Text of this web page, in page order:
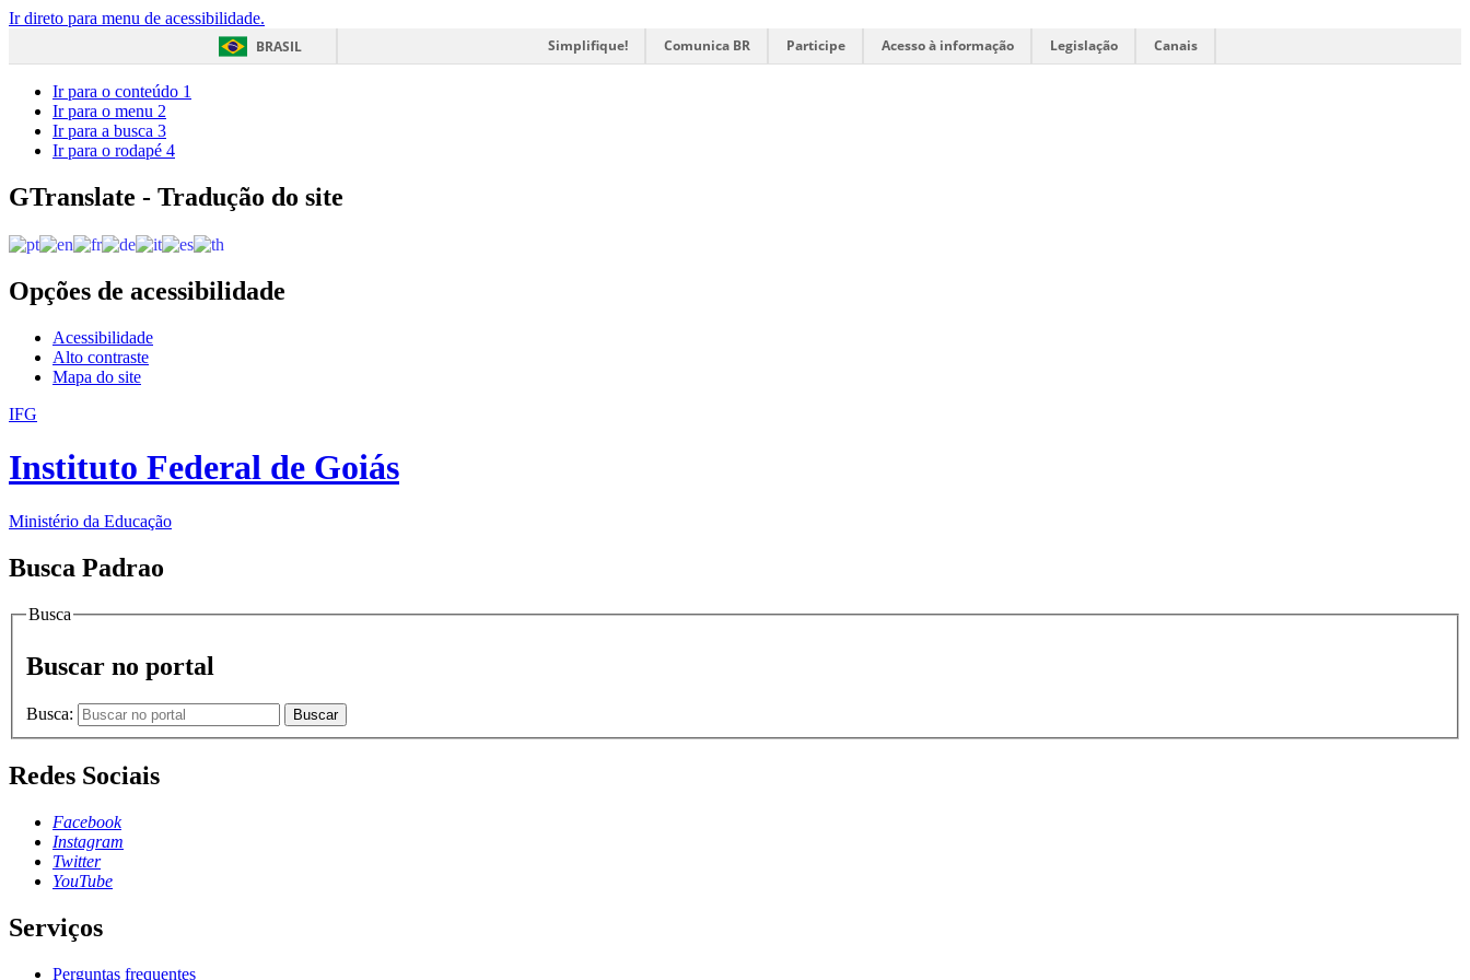
Ir direto para menu de acessibilidade.
BRASIL
Simplifique! Comunica BR Participe Acesso à informação Legislação Canais
Ir para o conteúdo 1
Ir para o menu 2
Ir para a busca 3
Ir para o rodapé 4
GTranslate - Tradução do site
Opções de acessibilidade
Acessibilidade
Alto contraste
Mapa do site
IFG
Instituto Federal de Goiás
Ministério da Educação
Busca Padrao
Busca
Buscar no portal
Busca: Buscar
Redes Sociais
Facebook
Instagram
Twitter
YouTube
Serviços
Perguntas frequentes